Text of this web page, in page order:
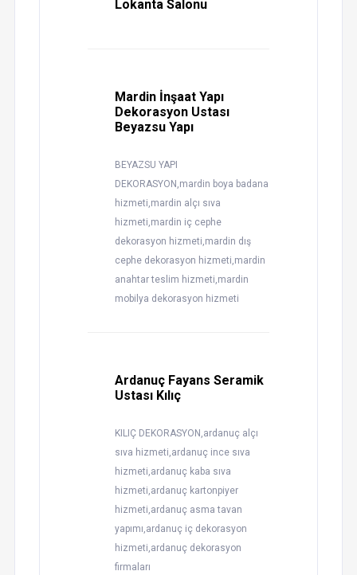
Lokanta Salonu
Mardin İnşaat Yapı
Dekorasyon Ustası
Beyazsu Yapı
BEYAZSU YAPI
DEKORASYON,mardin boya badana
hizmeti,mardin alçı sıva
hizmeti,mardin iç cephe
dekorasyon hizmeti,mardin dış
cephe dekorasyon hizmeti,mardin
anahtar teslim hizmeti,mardin
mobilya dekorasyon hizmeti
Ardanuç Fayans Seramik
Ustası Kılıç
KILIÇ DEKORASYON,ardanuç alçı
sıva hizmeti,ardanuç ince sıva
hizmeti,ardanuç kaba sıva
hizmeti,ardanuç kartonpiyer
hizmeti,ardanuç asma tavan
yapımı,ardanuç iç dekorasyon
hizmeti,ardanuç dekorasyon
firmaları